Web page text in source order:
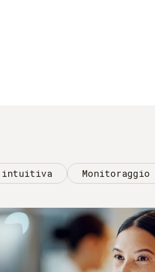
intuitiva Monitoraggio